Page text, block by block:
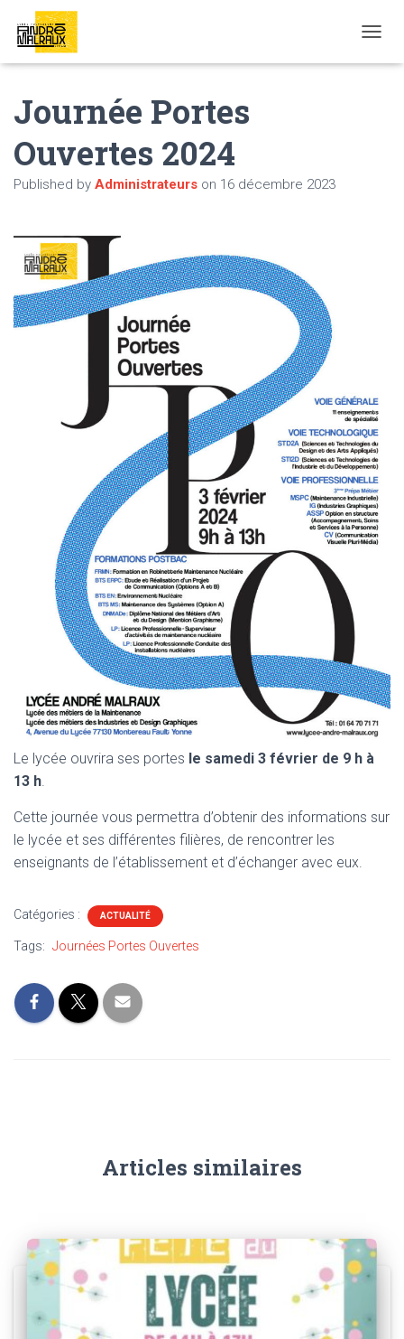
Journée Portes
Ouvertes 2024
Published by Administrateurs on 16 décembre 2023
Le lycée ouvrira ses portes le samedi 3 février de 9 h à
13 h.
Cette journée vous permettra d’obtenir des informations sur
le lycée et ses différentes filières, de rencontrer les
enseignants de l’établissement et d’échanger avec eux.
Catégories : ACTUALITÉ
Tags: Journées Portes Ouvertes
Articles similaires